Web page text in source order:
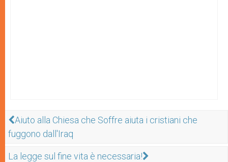
Aiuto alla Chiesa che Soffre aiuta i cristiani che
fuggono dall'Iraq
La legge sul fine vita è necessaria!